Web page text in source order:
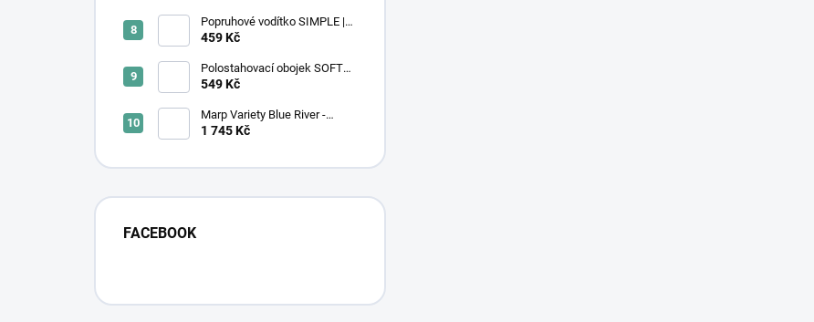
Popruhové vodítko SIMPLE |
Secret Forest
459 Kč
Polostahovací obojek SOFTY |
zeleno - modrý
549 Kč
Marp Variety Blue River -
lososové 12kg
1 745 Kč
FACEBOOK